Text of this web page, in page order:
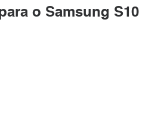
o Samsung S10